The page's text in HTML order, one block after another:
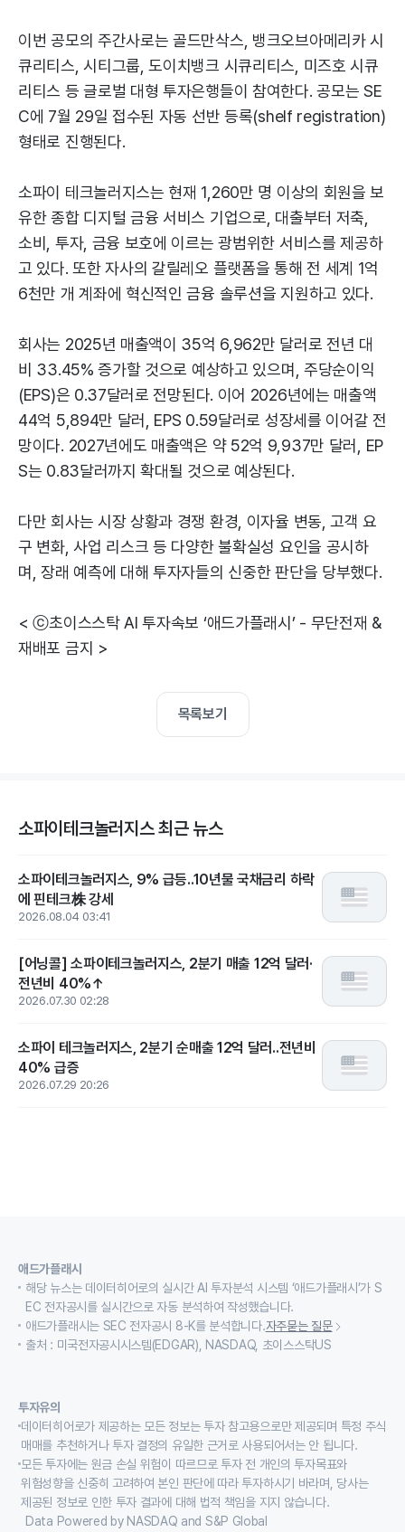
이번 공모의 주간사로는 골드만삭스, 뱅크오브아메리카 시
큐리티스, 시티그룹, 도이치뱅크 시큐리티스, 미즈호 시큐
리티스 등 글로벌 대형 투자은행들이 참여한다. 공모는 SE
C에 7월 29일 접수된 자동 선반 등록(shelf registration)
형태로 진행된다.
소파이 테크놀러지스는 현재 1,260만 명 이상의 회원을 보
유한 종합 디지털 금융 서비스 기업으로, 대출부터 저축,
소비, 투자, 금융 보호에 이르는 광범위한 서비스를 제공하
고 있다. 또한 자사의 갈릴레오 플랫폼을 통해 전 세계 1억
6천만 개 계좌에 혁신적인 금융 솔루션을 지원하고 있다.
회사는 2025년 매출액이 35억 6,962만 달러로 전년 대
비 33.45% 증가할 것으로 예상하고 있으며, 주당순이익
(EPS)은 0.37달러로 전망된다. 이어 2026년에는 매출액
44억 5,894만 달러, EPS 0.59달러로 성장세를 이어갈 전
망이다. 2027년에도 매출액은 약 52억 9,937만 달러, EP
S는 0.83달러까지 확대될 것으로 예상된다.
다만 회사는 시장 상황과 경쟁 환경, 이자율 변동, 고객 요
구 변화, 사업 리스크 등 다양한 불확실성 요인을 공시하
며, 장래 예측에 대해 투자자들의 신중한 판단을 당부했다.
< ⓒ초이스스탁 AI 투자속보 ‘애드가플래시’ - 무단전재 &
재배포 금지 >
목록보기
소파이테크놀러지스 최근 뉴스
소파이테크놀러지스, 9% 급등..10년물 국채금리 하락
에 핀테크株 강세
2026.08.04 03:41
[어닝콜] 소파이테크놀러지스, 2분기 매출 12억 달러·
전년비 40%↑
2026.07.30 02:28
소파이 테크놀러지스, 2분기 순매출 12억 달러..전년비
40% 급증
2026.07.29 20:26
애드가플래시
해당 뉴스는 데이터히어로의 실시간 AI 투자분석 시스템 ‘애드가플래시’가 S
EC 전자공시를 실시간으로 자동 분석하여 작성했습니다.
애드가플래시는 SEC 전자공시 8-K를 분석합니다.자주묻는 질문
출처 : 미국전자공시시스템(EDGAR), NASDAQ, 초이스스탁US
투자유의
데이터히어로가 제공하는 모든 정보는 투자 참고용으로만 제공되며 특정 주식
매매를 추천하거나 투자 결정의 유일한 근거로 사용되어서는 안 됩니다.
모든 투자에는 원금 손실 위험이 따르므로 투자 전 개인의 투자목표와
위험성향을 신중히 고려하여 본인 판단에 따라 투자하시기 바라며, 당사는
제공된 정보로 인한 투자 결과에 대해 법적 책임을 지지 않습니다.
Data Powered by NASDAQ and S&P Global